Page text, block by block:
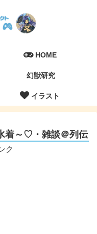
HOME
幻獣研究
イラスト
着～♡・雑談＠列伝
ク